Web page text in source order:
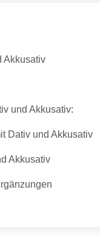
Akkusativ
und Akkusativ:
Dativ und Akkusativ
Akkusativ